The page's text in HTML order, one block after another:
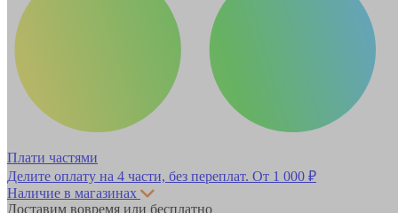
Плати частями
Делите оплату на 4 части, без переплат. От 1 000 ₽
Наличие в магазинах
Доставим вовремя или бесплатно